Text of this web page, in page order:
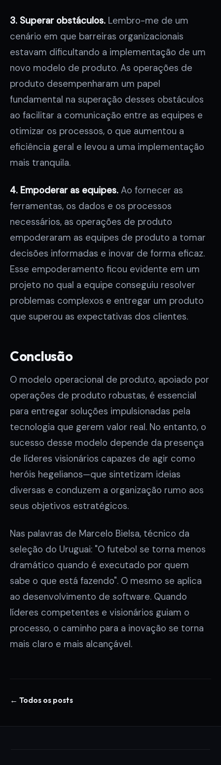
3. Superar obstáculos. Lembro-me de um
cenário em que barreiras organizacionais
estavam dificultando a implementação de um
novo modelo de produto. As operações de
produto desempenharam um papel
fundamental na superação desses obstáculos
ao facilitar a comunicação entre as equipes e
otimizar os processos, o que aumentou a
eficiência geral e levou a uma implementação
mais tranquila.
4. Empoderar as equipes. Ao fornecer as
ferramentas, os dados e os processos
necessários, as operações de produto
empoderaram as equipes de produto a tomar
decisões informadas e inovar de forma eficaz.
Esse empoderamento ficou evidente em um
projeto no qual a equipe conseguiu resolver
problemas complexos e entregar um produto
que superou as expectativas dos clientes.
Conclusão
O modelo operacional de produto, apoiado por
operações de produto robustas, é essencial
para entregar soluções impulsionadas pela
tecnologia que gerem valor real. No entanto, o
sucesso desse modelo depende da presença
de líderes visionários capazes de agir como
heróis hegelianos—que sintetizam ideias
diversas e conduzem a organização rumo aos
seus objetivos estratégicos.
Nas palavras de Marcelo Bielsa, técnico da
seleção do Uruguai: "O futebol se torna menos
dramático quando é executado por quem
sabe o que está fazendo". O mesmo se aplica
ao desenvolvimento de software. Quando
líderes competentes e visionários guiam o
processo, o caminho para a inovação se torna
mais claro e mais alcançável.
← Todos os posts